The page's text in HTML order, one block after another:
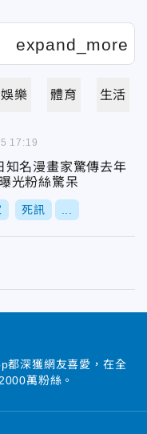
娛樂 體育 生活
知名漫畫家驚傳去年
光粉絲驚呆
死訊
17:19
都深獲網友喜愛，在全
萬粉絲。